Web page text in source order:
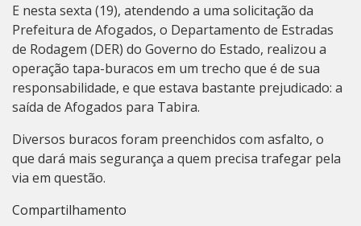
E nesta sexta (19), atendendo a uma solicitação da
Prefeitura de Afogados, o Departamento de Estradas
de Rodagem (DER) do Governo do Estado, realizou a
operação tapa-buracos em um trecho que é de sua
responsabilidade, e que estava bastante prejudicado: a
saída de Afogados para Tabira.
Diversos buracos foram preenchidos com asfalto, o
que dará mais segurança a quem precisa trafegar pela
via em questão.
Compartilhamento